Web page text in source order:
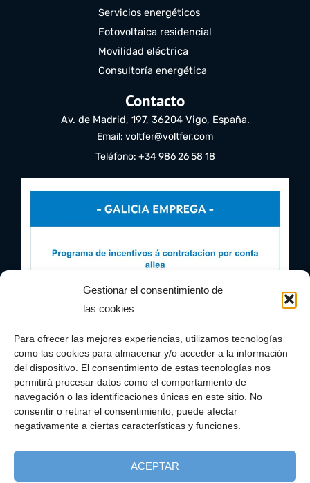
Gestionar el consentimiento de
las cookies
Para ofrecer las mejores experiencias, utilizamos tecnologías
como las cookies para almacenar y/o acceder a la información
del dispositivo. El consentimiento de estas tecnologías nos
permitirá procesar datos como el comportamiento de
navegación o las identificaciones únicas en este sitio. No
consentir o retirar el consentimiento, puede afectar
negativamente a ciertas características y funciones.
ACEPTAR
Servicios energéticos
Fotovoltaica residencial
Movilidad eléctrica
Consultoría energética
Contacto
Av. de Madrid, 197, 36204 Vigo, España.
Email: voltfer@voltfer.com
Teléfono: +34 986 26 58 18